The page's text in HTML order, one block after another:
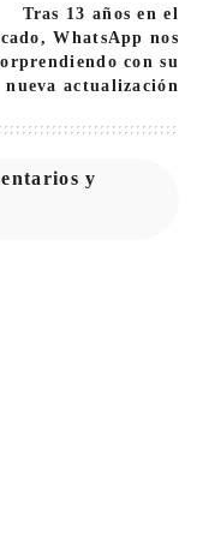
Tras 13 años en el
WhatsApp nos
con su
nueva actualización
y